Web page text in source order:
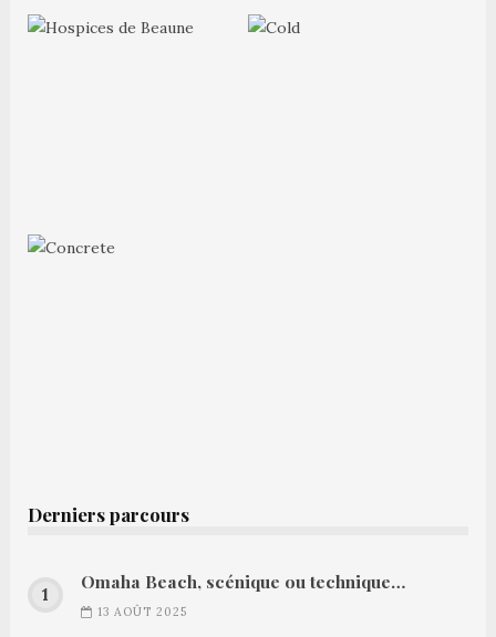
Derniers parcours
Omaha Beach, scénique ou technique…
13 AOÛT 2025